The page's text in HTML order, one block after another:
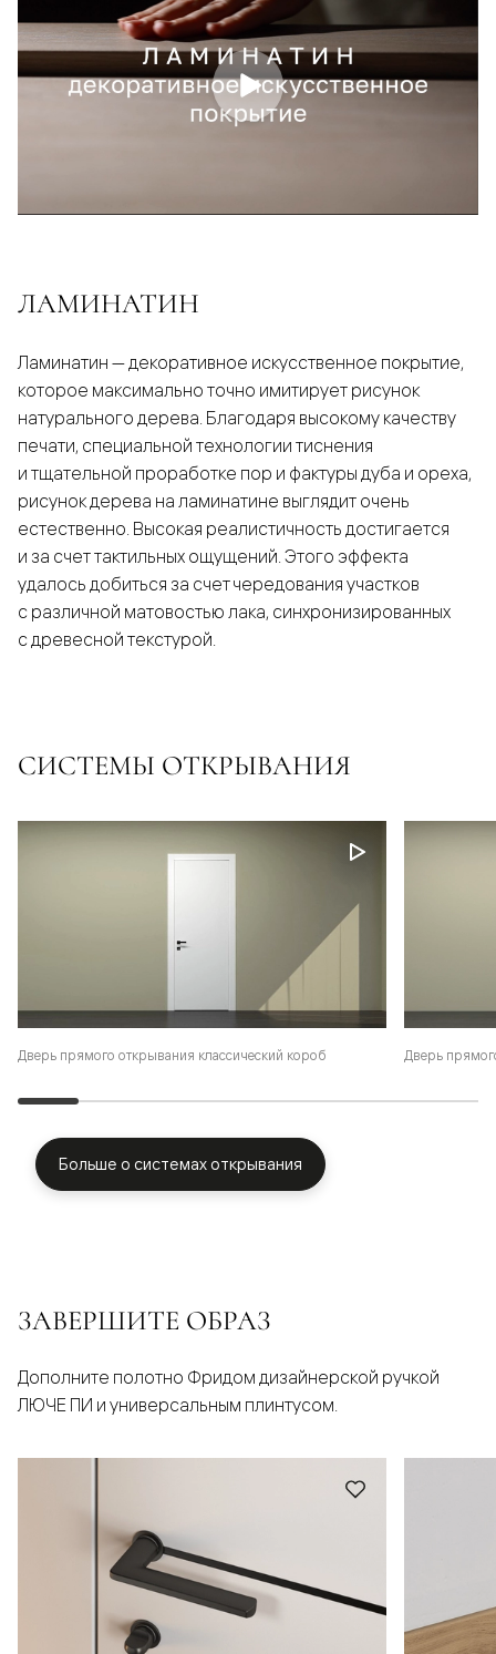
ЛАМИНАТИН
Ламинатин — декоративное искусственное покрытие,
которое максимально точно имитирует рисунок
натурального дерева. Благодаря высокому качеству
печати, специальной технологии тиснения
и тщательной проработке пор и фактуры дуба и ореха,
рисунок дерева на ламинатине выглядит очень
естественно. Высокая реалистичность достигается
и за счет тактильных ощущений. Этого эффекта
удалось добиться за счет чередования участков
с различной матовостью лака, синхронизированных
с древесной текстурой.
СИСТЕМЫ ОТКРЫВАНИЯ
Дверь прямого открывания классический короб Дверь
Больше о системах открывания
ЗАВЕРШИТЕ ОБРАЗ
Дополните полотно Фридом дизайнерской ручкой
ЛЮЧЕ ПИ и универсальным плинтусом.